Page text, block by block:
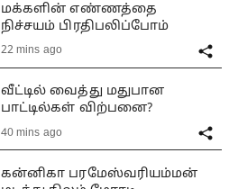
மக்களின் எண்ணத்தை
நிச்சயம் பிரதிபலிப்போம்
22 mins ago
வீட்டில் வைத்து மதுபான
பாட்டில்கள் விற்பனை?
40 mins ago
கன்னிகா பரமேஸ்வரியம்மன்